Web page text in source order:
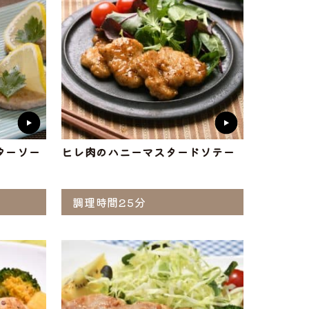
ーソー ヒレ肉のハニーマスタードソテー
調理時間25分